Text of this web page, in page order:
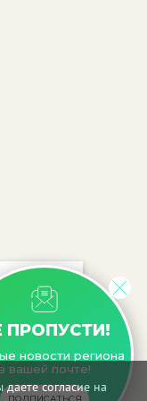
согласие на
ПРОПУСТИ!
новости региона
в вашей почте!
vRossii.ru